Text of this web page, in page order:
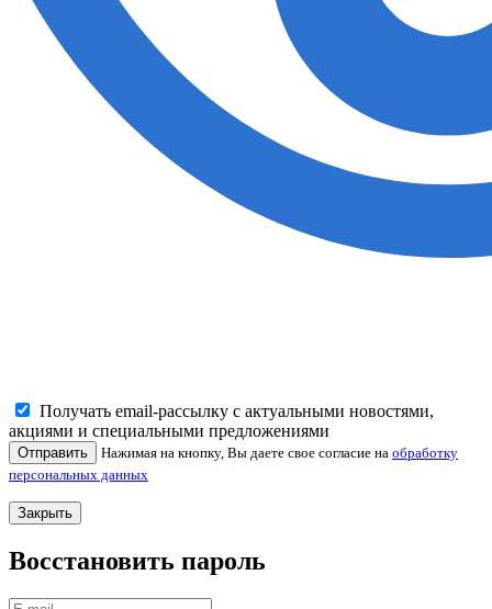
Получать email-рассылку с актуальными новостями,
акциями и специальными предложениями
Отправить Нажимая на кнопку, Вы даете свое согласие на обработку
персональных данных
Закрыть
Восстановить пароль